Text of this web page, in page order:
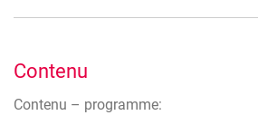
Adjudicateurs privés
Entrepreneurs de construction
Contenu
Contenu – programme: